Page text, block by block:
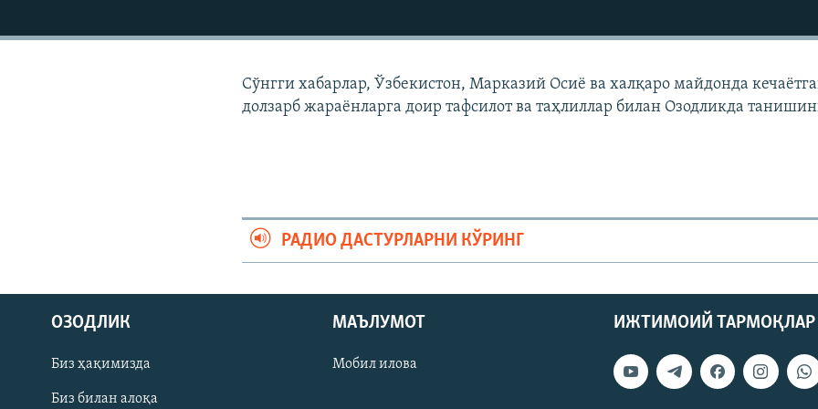
На русском
ИЖТИМОИЙ ТАРМОҚЛАР
Сўнгги хабарлар, Ўзбекистон, Марказий Осиë ва халқаро майдонда
долзарб жараëнларга доир тафсилот ва таҳлиллар билан Озодликда
РАДИО ДАСТУРЛАРНИ КЎРИНГ
ИЖТИМОИЙ ТАРМОҚЛАР
ОЗОДЛИК
Биз ҳақимизда
Биз билан алоқа
МАЪЛУМОТ
Мобил илова